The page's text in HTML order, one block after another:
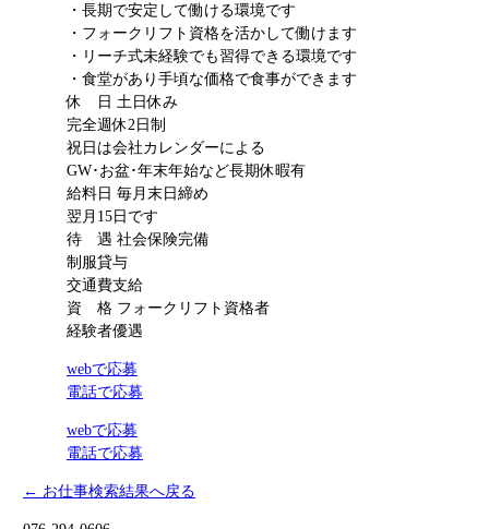
・長期で安定して働ける環境です
・フォークリフト資格を活かして働けます
・リーチ式未経験でも習得できる環境です
・食堂があり手頃な価格で食事ができます
休 日 土日休み
完全週休2日制
祝日は会社カレンダーによる
GW･お盆･年末年始など長期休暇有
給料日 毎月末日締め
翌月15日です
待 遇 社会保険完備
制服貸与
交通費支給
資 格 フォークリフト資格者
経験者優遇
webで応募
電話で応募
webで応募
電話で応募
← お仕事検索結果へ戻る